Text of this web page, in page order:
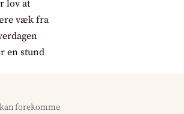
forekomme